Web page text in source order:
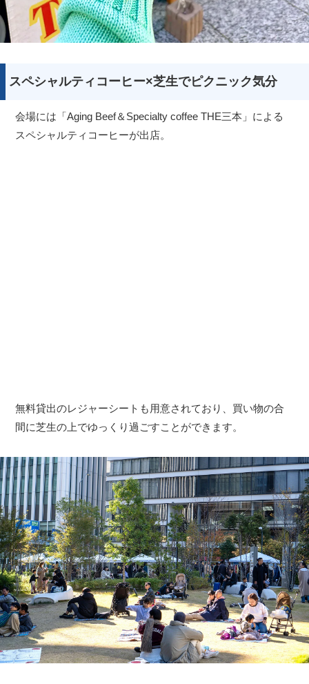
スペシャルティコーヒー×芝生でピクニック気分
会場には「Aging Beef＆Specialty coffee THE三本」による
スペシャルティコーヒーが出店。
無料貸出のレジャーシートも用意されており、買い物の合
間に芝生の上でゆっくり過ごすことができます。